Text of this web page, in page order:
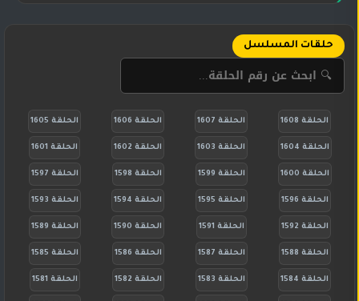
حلقات المسلسل
الحلقة 1608 الحلقة 1607 الحلقة 1606 الحلقة 1605
الحلقة 1604 الحلقة 1603 الحلقة 1602 الحلقة 1601
الحلقة 1600 الحلقة 1599 الحلقة 1598 الحلقة 1597
الحلقة 1596 الحلقة 1595 الحلقة 1594 الحلقة 1593
الحلقة 1592 الحلقة 1591 الحلقة 1590 الحلقة 1589
الحلقة 1588 الحلقة 1587 الحلقة 1586 الحلقة 1585
الحلقة 1584 الحلقة 1583 الحلقة 1582 الحلقة 1581